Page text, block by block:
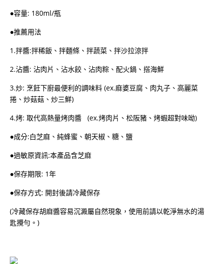
●容量: 180ml/瓶
●推薦用法
1.拌醬:拌稀飯、拌麵條、拌蔬菜、拌沙拉涼拌
2.沾醬: 沾肉片、沾水餃、沾肉粽、配火鍋、搭海鮮
3.炒: 烹飪下廚最便利的調味料 (ex.麻婆豆腐、肉丸子、高麗菜
捲、炒菇菇、炒三鮮)
4.烤: 取代高熱量烤肉醬 (ex.烤肉片、松阪豬、烤蝦超對味呦)
●成分:白芝麻、純蜂蜜、朝天椒、糖、鹽
●過敏原資訊:本產品含芝麻
●保存期限: 1年
●保存方式: 開封後請冷藏保存
(冷藏保存胡麻醬容易沉澱屬自然現象，使用前請以乾淨無水的湯
匙攪勻。)